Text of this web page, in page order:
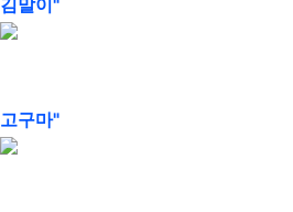
김말이"
고구마"